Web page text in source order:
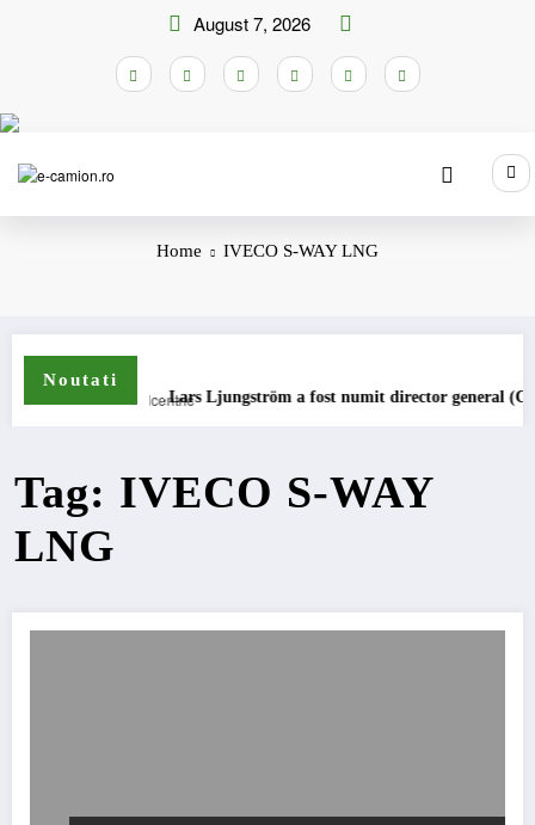
August 7, 2026
Home IVECO S-WAY LNG
Noutati
Lars Ljungström a fost numit director general (CFO)
Tag: IVECO S-WAY
LNG